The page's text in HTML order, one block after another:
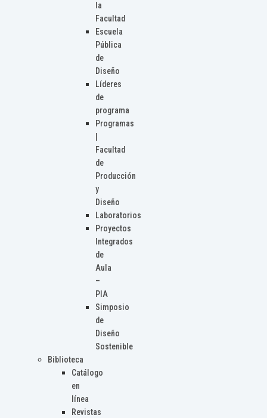
la
Facultad
Escuela
Pública
de
Diseño
Líderes
de
programa
Programas
Facultad
de
Producción
y
Diseño
Laboratorios
Proyectos
Integrados
de
Aula
–
PIA
Simposio
de
Diseño
Sostenible
Biblioteca
Catálogo
en
línea
Revistas